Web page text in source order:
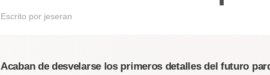
Escrito por jeseran
Acaban de desvelarse los primeros detalles del futuro